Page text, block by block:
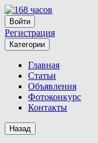
Войти
Регистрация
Категории
Главная
Статьи
Объявления
Фотоконкурс
Контакты
Назад